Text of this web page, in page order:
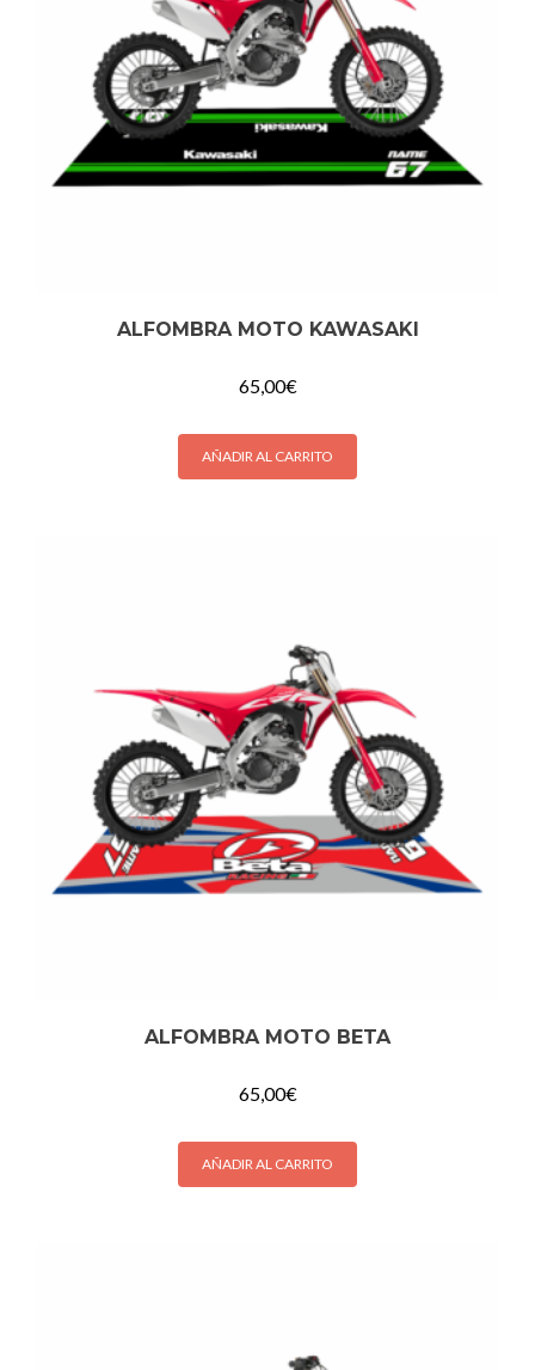
ALFOMBRA MOTO KAWASAKI
65,00€
AÑADIR AL CARRITO
ALFOMBRA MOTO BETA
65,00€
AÑADIR AL CARRITO